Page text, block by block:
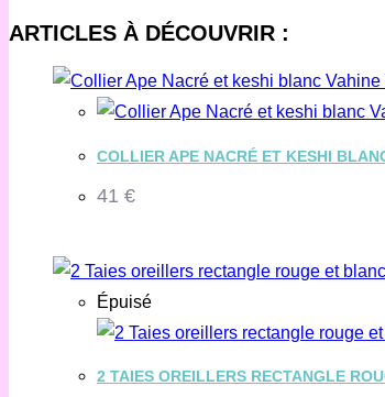
ARTICLES À DÉCOUVRIR :
COLLIER APE NACRÉ ET KESHI
41 €
Épuisé
2 TAIES OREILLERS RECTANGLE